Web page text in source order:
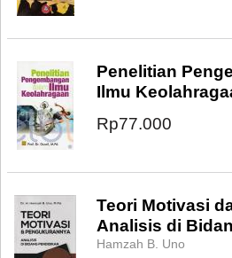
Penelitian
Ilmu
Rp77.000
Teori Motivasi
Analisis di
Hamzah B. Uno